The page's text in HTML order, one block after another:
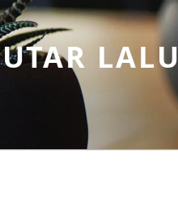
LALU